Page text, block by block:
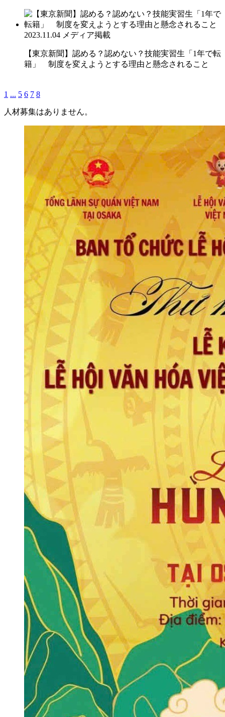
2023.11.04 メディア掲載
【東京新聞】認める？認めない？技能実習生「1年で転
籍」 制度を変えようとする理由と懸念されること
1 ... 5 6 7 8
人材募集はありません。